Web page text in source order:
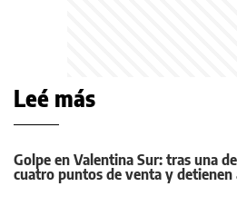
Leé más
Golpe en Valentina Sur: tras una
cuatro puntos de venta y detienen